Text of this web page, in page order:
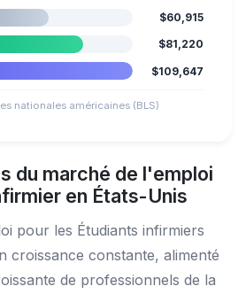
$60,915
$81,220
$109,647
nationales américaines (BLS)
du marché de l'emploi
en États-Unis
pour les Étudiants infirmiers
croissance constante, alimenté
de professionnels de la